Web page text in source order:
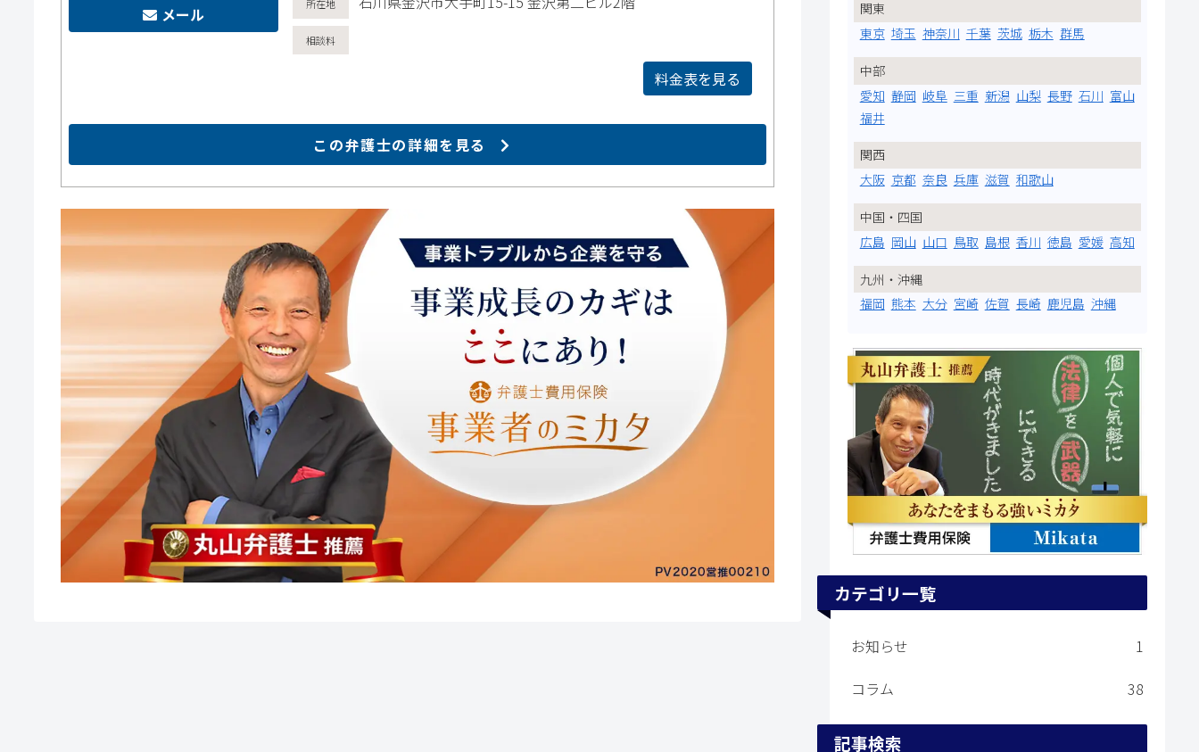
メール
料金表を見る
この弁護士の詳細を見る
関東
東京 埼玉 神奈川 千葉 茨城 栃木 群馬
中部
愛知 静岡 岐阜 三重 新潟 山梨 長野 石川 富山
福井
関西
大阪 京都 奈良 兵庫 滋賀 和歌山
中国・四国
広島 岡山 山口 鳥取 島根 香川 徳島 愛媛 高知
九州・沖縄
福岡 熊本 大分 宮崎 佐賀 長崎 鹿児島 沖縄
カテゴリ一覧
お知らせ
1
コラム
38
記事検索